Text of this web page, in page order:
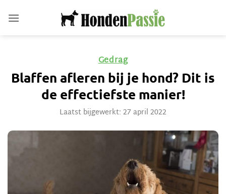
naar
Gedrag
Blaffen afleren bij je hond? Dit is
de effectiefste manier!
Laatst bijgewerkt: 27 april 2022